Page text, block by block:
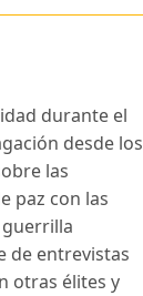
durante el
desde los
las
paz con las
guerrilla
de entrevistas
otras élites y